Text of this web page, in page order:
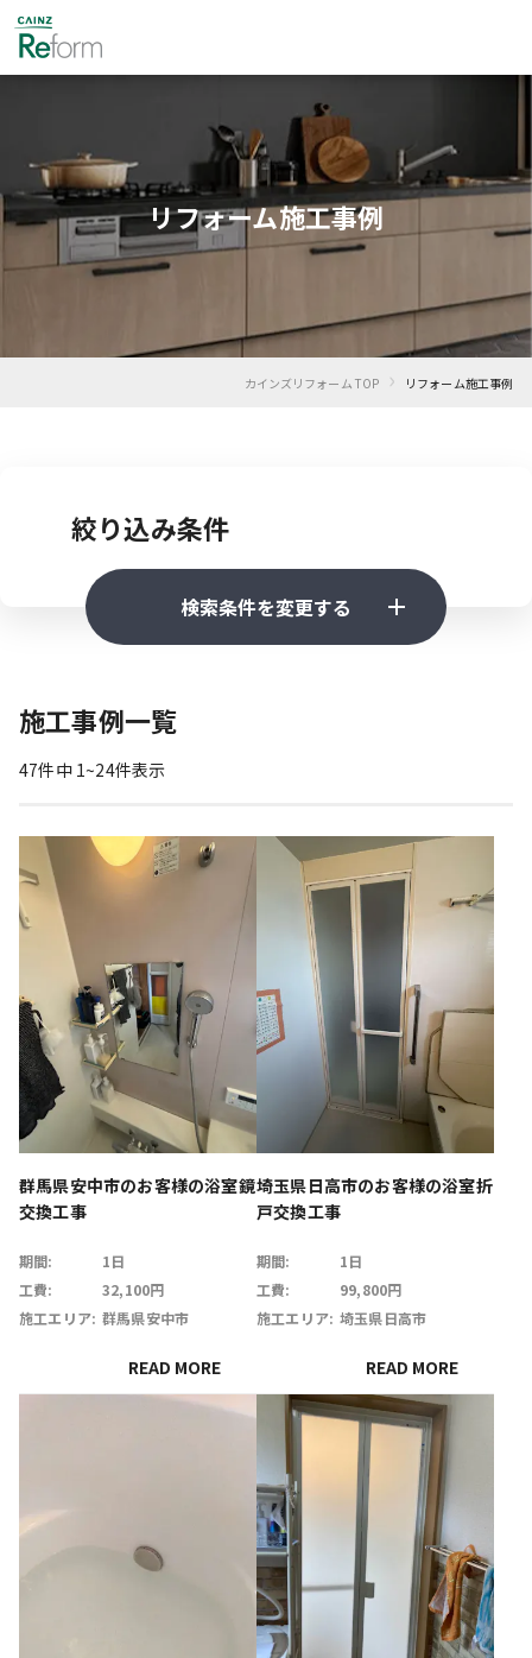
リフォーム施工事例
カインズリフォーム TOP › リフォーム施工事例
絞り込み条件
カテゴリ
施工エリア
都道府県
指定なし
～10万円
10万円～50万円
50万円～200万円
200万円～400万円
400万円～
工事期間
指定なし
～1日
検索 (0)
検索条件を変更する
施工事例一覧
47件中 1~24件表示
群馬県安中市のお客様の浴室鏡
交換工事
期間:
1日
工費:
32,100円
施工エリア: 群馬県安中市
READ MORE
埼玉県日高市のお客様の浴室折
戸交換工事
期間:
1日
工費:
99,800円
施工エリア: 埼玉県日高市
READ MORE